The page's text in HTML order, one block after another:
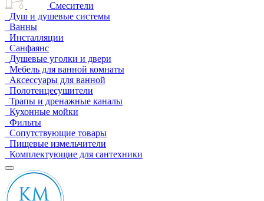
Смесители
Душ и душевые системы
Ванны
Инсталляции
Санфаянс
Душевые уголки и двери
Мебель для ванной комнаты
Аксессуары для ванной
Полотенцесушители
Трапы и дренажные каналы
Кухонные мойки
Фильты
Сопутствующие товары
Пищевые измельчители
Комплектующие для сантехники